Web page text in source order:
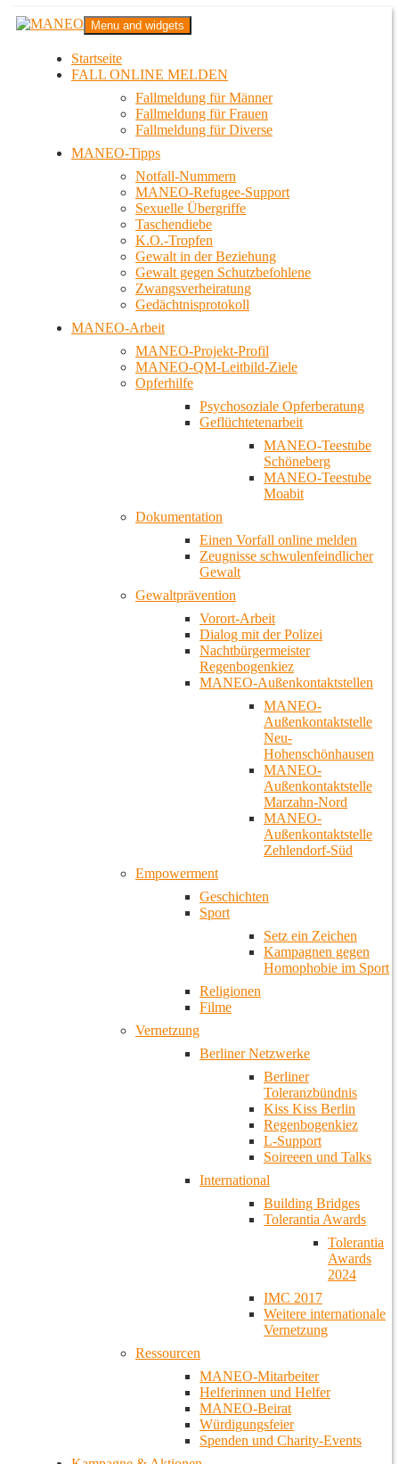
Zum
InhaltMANEO
Das schwule Anti-Gewalt-Projekt in Berlin
Menu and widgets
Startseite
FALL ONLINE MELDEN
Fallmeldung für Männer
Fallmeldung für Frauen
Fallmeldung für Diverse
MANEO-Tipps
Notfall-Nummern
MANEO-Refugee-Support
Sexuelle Übergriffe
Taschendiebe
K.O.-Tropfen
Gewalt in der Beziehung
Gewalt gegen Schutzbefohlene
Zwangsverheiratung
Gedächtnisprotokoll
MANEO-Arbeit
MANEO-Projekt-Profil
MANEO-QM-Leitbild-Ziele
Opferhilfe
Psychosoziale Opferberatung
Geflüchtetenarbeit
MANEO-Teestube
Schöneberg
MANEO-Teestube
Moabit
Dokumentation
Einen Vorfall online melden
Zeugnisse schwulenfeindlicher
Gewalt
Gewaltprävention
Vorort-Arbeit
Dialog mit der Polizei
Nachtbürgermeister
Regenbogenkiez
MANEO-Außenkontaktstellen
MANEO-
Außenkontaktstelle
Neu-
Hohenschönhausen
MANEO-
Außenkontaktstelle
Marzahn-Nord
MANEO-
Außenkontaktstelle
Zehlendorf-Süd
Empowerment
Geschichten
Sport
Setz ein Zeichen
Kampagnen gegen
Homophobie im Sport
Religionen
Filme
Vernetzung
Berliner Netzwerke
Berliner
Toleranzbündnis
Kiss Kiss Berlin
Regenbogenkiez
L-Support
Soireeen und Talks
International
Building Bridges
Tolerantia Awards
Tolerantia
Awards
2024
IMC 2017
Weitere internationale
Vernetzung
Ressourcen
MANEO-Mitarbeiter
Helferinnen und Helfer
MANEO-Beirat
Würdigungsfeier
Spenden und Charity-Events